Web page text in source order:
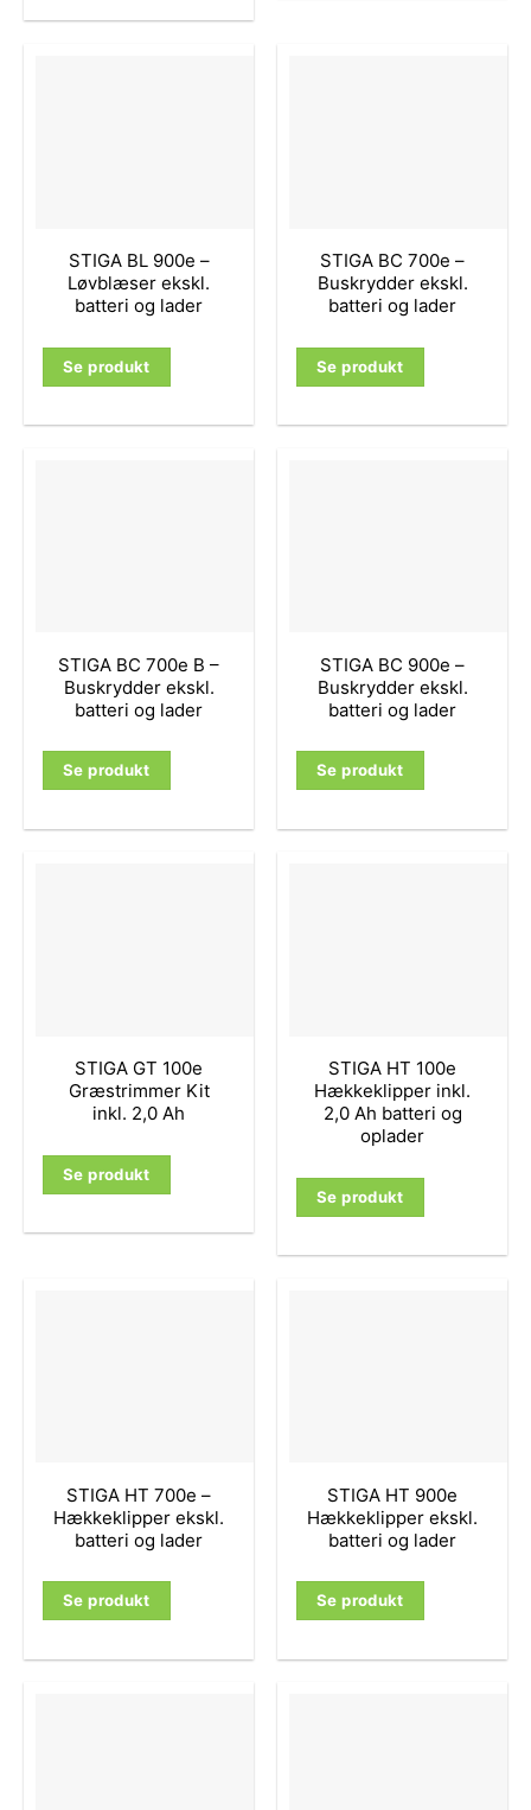
STIGA BL 900e –
Løvblæser ekskl.
batteri og lader
Se produkt
STIGA BC 700e –
Buskrydder ekskl.
batteri og lader
Se produkt
STIGA BC 700e B –
Buskrydder ekskl.
batteri og lader
Se produkt
STIGA BC 900e –
Buskrydder ekskl.
batteri og lader
Se produkt
STIGA GT 100e
Græstrimmer Kit
inkl. 2,0 Ah
Se produkt
STIGA HT 100e
Hækkeklipper inkl.
2,0 Ah batteri og
oplader
Se produkt
STIGA HT 700e –
Hækkeklipper ekskl.
batteri og lader
Se produkt
STIGA HT 900e
Hækkeklipper ekskl.
batteri og lader
Se produkt